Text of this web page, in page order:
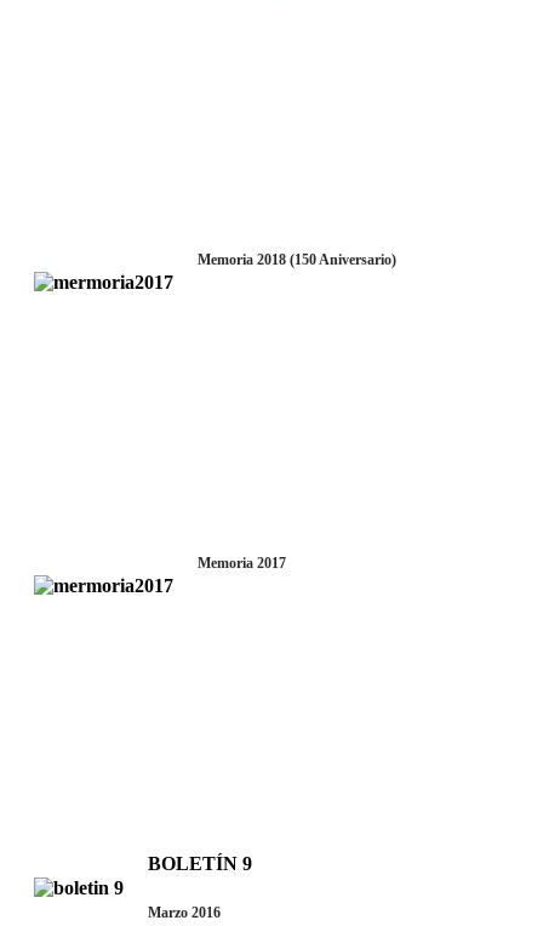
Memoria 2018 (150 Aniversario)
Memoria 2017
BOLETÍN 9
Marzo 2016